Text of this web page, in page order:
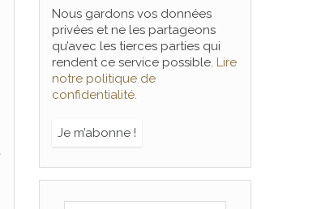
Nous gardons vos données
privées et ne les partageons
qu’avec les tierces parties qui
rendent ce service possible. Lire
notre politique de
confidentialité.